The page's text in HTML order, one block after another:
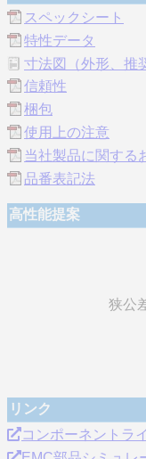
スペックシート
特性データ
寸法図（外形、推
信頼性
梱包
使用上の注意
当社製品に関する
品番表記法
高性能提案
狭公
リンク
コンポーネントラ